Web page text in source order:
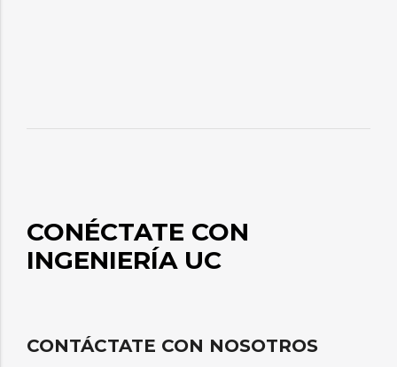
CONÉCTATE CON
INGENIERÍA UC
CONTÁCTATE CON NOSOTROS